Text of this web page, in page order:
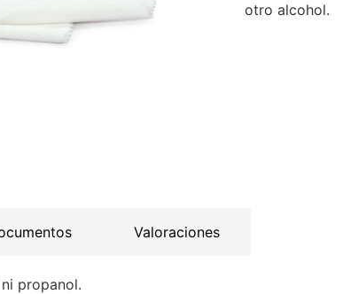
otro alcohol.
Valoraciones
propanol.